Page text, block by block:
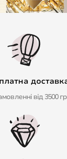
від 3500